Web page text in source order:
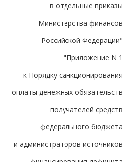
в отдельные приказы
Министерства финансов
Российской Федерации"
"Приложение N 1
к Порядку санкционирования
оплаты денежных обязательств
получателей средств
федерального бюджета
и администраторов источников